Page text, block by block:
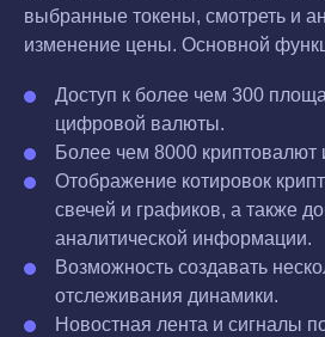
выбранные токены, смотреть и
изменение цены. Основной
Доступ к более чем 300
цифровой валюты.
Более чем 8000 криптовалют
Отображение котировок
свечей и графиков, а также
аналитической информации.
Возможность создавать
отслеживания динамики.
Новостная лента и сигналы